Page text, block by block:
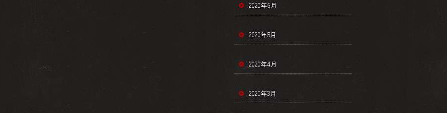
2020年6月
2020年5月
2020年4月
2020年3月